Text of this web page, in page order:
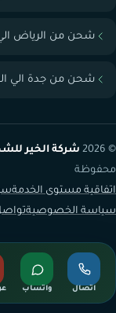
شحن من الرياض الي
شحن من جدة الي
© 2026 شركة الخير
محفوظة
اتفاقية مستوى الخدمة
سياسة الخصوصية
اتصال واتساب